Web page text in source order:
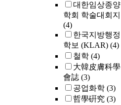
대한임상종양
학회 학술대회지
(4)
한국지방행정
학보 (KLAR) (4)
철학 (4)
大韓皮膚科學
會誌 (3)
공업화학 (3)
哲學硏究 (3)